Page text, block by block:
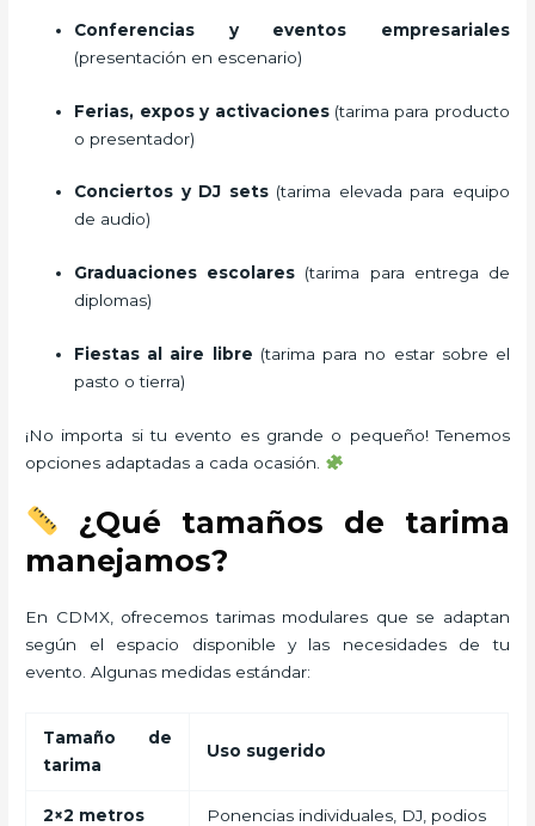
Conferencias y eventos empresariales
(presentación en escenario)
Ferias, expos y activaciones(tarima para producto
o presentador)
Conciertos y DJ sets(tarima elevada para equipo
de audio)
Graduaciones escolares (tarima para entrega de
diplomas)
Fiestas al aire libre (tarima para no estar sobre el
pasto o tierra)
¡No importa si tu evento es grande o pequeño! Tenemos
opciones adaptadas a cada ocasión.
¿Qué tamaños de tarima
manejamos?
En CDMX, ofrecemos tarimas modulares que se adaptan
según el espacio disponible y las necesidades de tu
evento. Algunas medidas estándar:
Tamaño de
tarima
Uso sugerido
2×2 metros Ponencias individuales, DJ, podios